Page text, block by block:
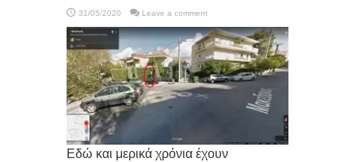
31/05/2020 Leave a comment
Εδώ και μερικά χρόνια έχουν